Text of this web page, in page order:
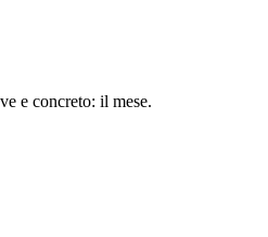
e concreto: il mese.